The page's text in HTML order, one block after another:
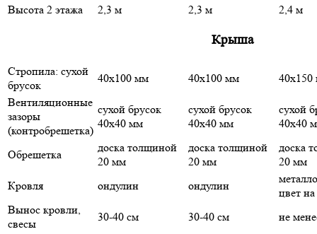
Высота 2 этажа
2,3 м 2,3 м 2,4 м
Крыша
Стропила: сухой
брусок
40х100 мм 40х100 мм
Вентиляционные
зазоры
(контробрешетка)
сухой брусок
40х40 мм
сухой брусок
40х40 мм
сухой
40х40
Обрешетка
доска толщиной
20 мм
доска толщиной
20 мм
доска
20 мм
Кровля
ондулин ондулин
цвет
Вынос кровли,
свесы
30-40 см 30-40 см не